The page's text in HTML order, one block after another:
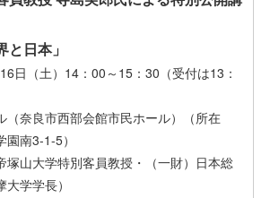
と日本」
日（土）14：00～15：30（受付は13：
（奈良市西部会館市民ホール）（所在
南3-1-5）
塚山大学特別客員教授・（一財）日本総
学学長）